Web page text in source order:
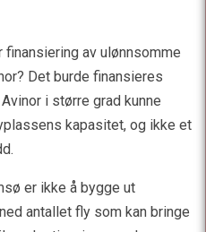
av ulønnsomme
Det burde finansieres
i større grad kunne
kapasitet, og ikke et
er ikke å bygge ut
antallet fly som kan bringe